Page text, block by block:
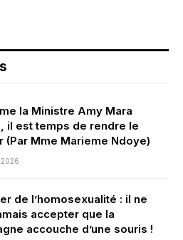
la Ministre Amy Mara
il est temps de rendre le
(Par Mme Marieme Ndoye)
de l’homosexualité : il ne
accepter que la
accouche d’une souris !